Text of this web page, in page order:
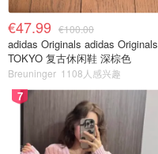
€47.99 €100.00
adidas Originals adidas Originals
TOKYO 复古休闲鞋 深棕色
Breuninger 1108人感兴趣
7